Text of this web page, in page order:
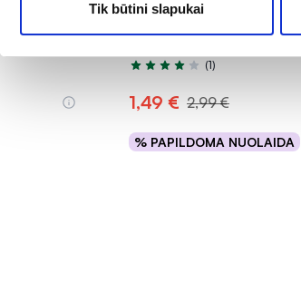
Tik būtini slapukai
SO
DELIA akių pieštukas su
Įvertinimas 4.0 iš 5
(1)
1,49 € 2,99 €
% PAPILDOMA NUOLAIDA
Į krepšelį